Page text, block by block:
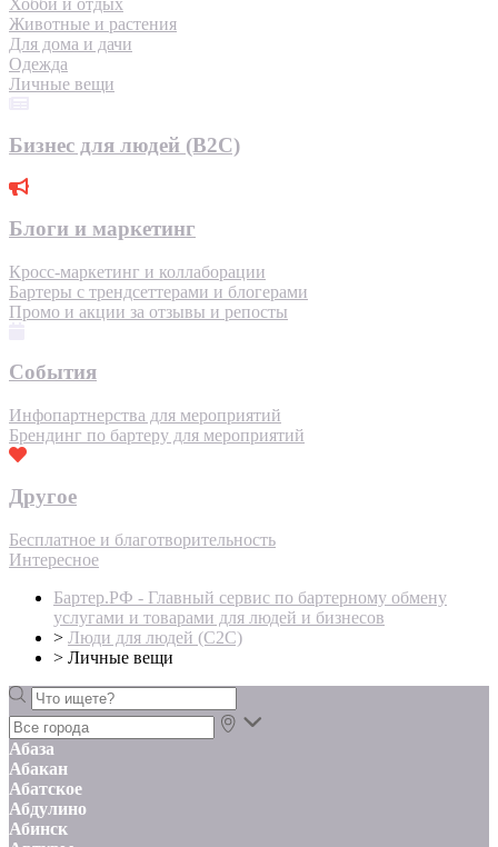
Животные и растения
Для дома и дачи
Одежда
Личные вещи
Бизнес для людей (B2C)
Блоги и маркетинг
Кросс-маркетинг и коллаборации
Бартеры с трендсеттерами и блогерами
Промо и акции за отзывы и репосты
События
Инфопартнерства для мероприятий
Брендинг по бартеру для мероприятий
Другое
Бесплатное и благотворительность
Интересное
Бартер.РФ - Главный сервис по бартерному обмену
услугами и товарами для людей и бизнесов
> Люди для людей (С2С)
> Личные вещи
Абаза
Абакан
Абатское
Абдулино
Абинск